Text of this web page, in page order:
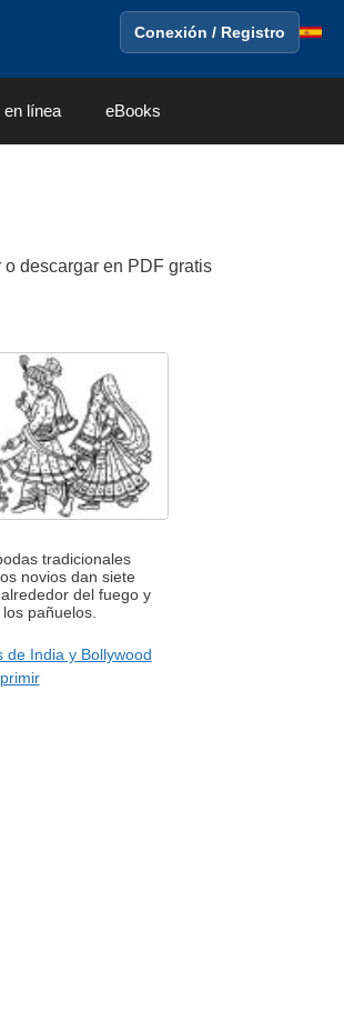
Conexión / Registro
en línea eBooks
descargar en PDF gratis
tradicionales
novios dan siete
del fuego y
pañuelos.
de India y Bollywood